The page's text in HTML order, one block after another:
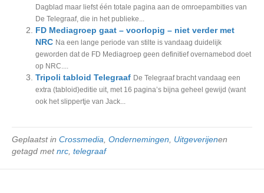
Dagblad maar liefst één totale pagina aan de omroepambities van
De Telegraaf, die in het publieke...
FD Mediagroep gaat – voorlopig – niet verder met
NRC Na een lange periode van stilte is vandaag duidelijk
geworden dat de FD Mediagroep geen definitief overnamebod doet
op NRC....
Tripoli tabloid Telegraaf De Telegraaf bracht vandaag een
extra (tabloid)editie uit, met 16 pagina’s bijna geheel gewijd (want
ook het slippertje van Jack...
Geplaatst in Crossmedia Ondernemingen Uitgeverijenen
getagd metnrc telegraaf